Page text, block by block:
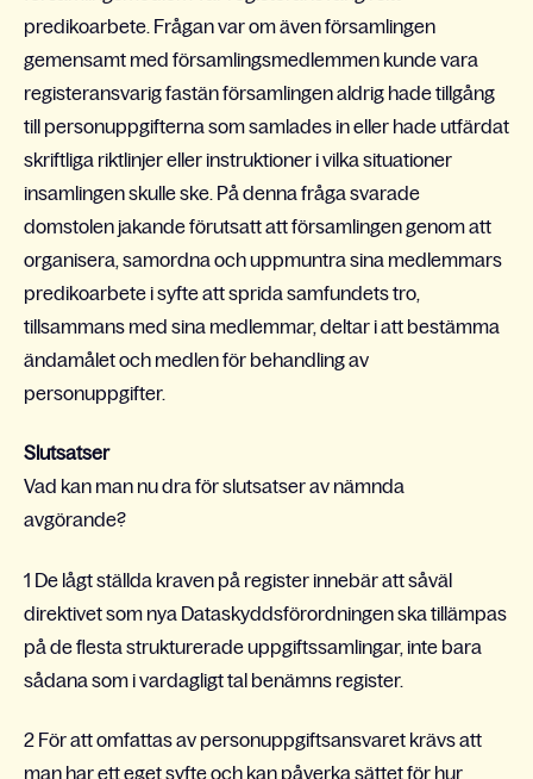
predikoarbete. Frågan var om även församlingen
gemensamt med församlingsmedlemmen kunde vara
registeransvarig fastän församlingen aldrig hade tillgång
till personuppgifterna som samlades in eller hade utfärdat
skriftliga riktlinjer eller instruktioner i vilka situationer
insamlingen skulle ske. På denna fråga svarade
domstolen jakande förutsatt att församlingen genom att
organisera, samordna och uppmuntra sina medlemmars
predikoarbete i syfte att sprida samfundets tro,
tillsammans med sina medlemmar, deltar i att bestämma
ändamålet och medlen för behandling av
personuppgifter.
Slutsatser
Vad kan man nu dra för slutsatser av nämnda
avgörande?
1 De lågt ställda kraven på register innebär att såväl
direktivet som nya Dataskyddsförordningen ska tillämpas
på de flesta strukturerade uppgiftssamlingar, inte bara
sådana som i vardagligt tal benämns register.
2 För att omfattas av personuppgiftsansvaret krävs att
man har ett eget syfte och kan påverka sättet för hur